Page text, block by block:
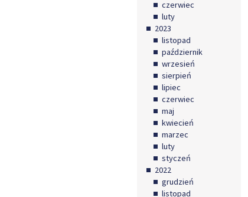
czerwiec
luty
2023
listopad
październik
wrzesień
sierpień
lipiec
czerwiec
maj
kwiecień
marzec
luty
styczeń
2022
grudzień
listopad